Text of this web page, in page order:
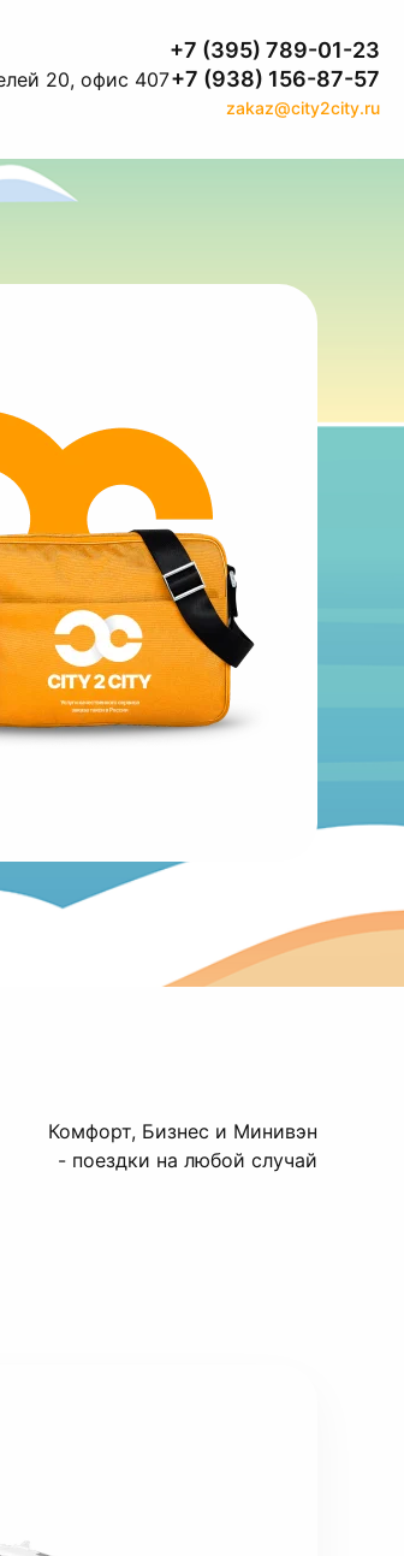
20, офис 407
+7 (395) 789-01-23
+7 (938) 156-87-57
zakaz@city2city.ru
Комфорт, Бизнес и Минивэн
- поездки на любой случай